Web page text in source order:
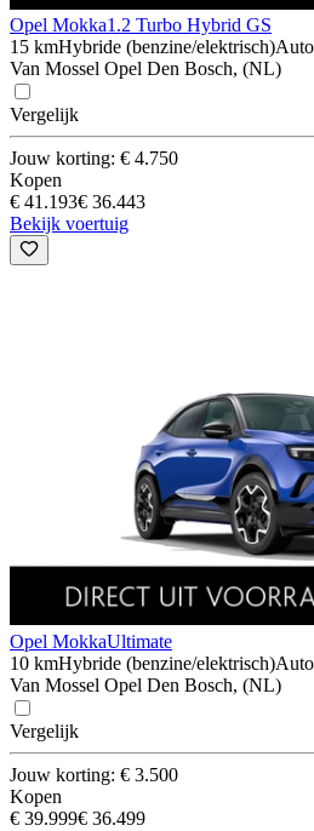
Opel Mokka1.2 Turbo Hybrid GS
15 kmHybride (benzine/elektrisch)
Van Mossel Opel Den Bosch, (NL)
Vergelijk
Jouw korting: € 4.750
Kopen
€ 41.193€ 36.443
Bekijk voertuig
Opel MokkaUltimate
10 kmHybride (benzine/elektrisch)
Van Mossel Opel Den Bosch, (NL)
Vergelijk
Jouw korting: € 3.500
Kopen
€ 39.999€ 36.499